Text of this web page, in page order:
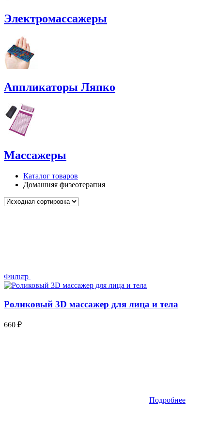
Электромассажеры
Аппликаторы Ляпко
Массажеры
Каталог товаров
Домашняя физеотерапия
Фильтр
Роликовый 3D массажер для лица и тела
660 ₽
Подробнее